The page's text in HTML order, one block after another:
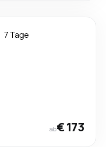
7 Tage
ab€ 173